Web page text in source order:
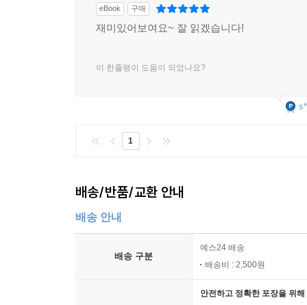
과거와 미래로 통하는 문
상상을 초월하는 이상한 실험들
매트릭스 세상이 온다
미래 전투 영웅은 프로게이머
초능력을 가진 원더 도그, 짐
숙주를 좀비로 만드는 기생충
eBook 구매
재미있어보여요~ 잘 읽겠습니다!
이 한줄평이 도움이 되었나요?
1
배송/반품/교환 안내
배송 안내
배송 구분
예스24 배송
배송비 : 2,500원
안전하고 정확한 포장을 위